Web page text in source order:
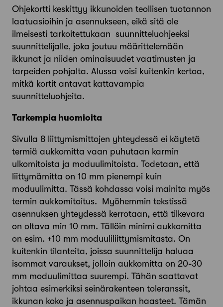
Ohjekortti keskittyy ikkunoiden teollisen tuotannon
laatuasioihin ja asennukseen, eikä sitä ole
ilmeisesti tarkoitettukaan suunnitteluohjeeksi
suunnittelijalle, joka joutuu määrittelemään
ikkunat ja niiden ominaisuudet vaatimusten ja
tarpeiden pohjalta. Alussa voisi kuitenkin kertoa,
mitkä kortit antavat kattavampia
suunnitteluohjeita.
Tarkempia huomioita
Sivulla 8 liittymismittojen yhteydessä ei käytetä
termiä aukkomitta vaan puhutaan karmin
ulkomitoista ja moduulimitoista. Todetaan, että
liittymämitta on 10 mm pienempi kuin
moduulimitta. Tässä kohdassa voisi mainita myös
termin aukkomitoitus. Myöhemmin tekstissä
asennuksen yhteydessä kerrotaan, että tilkevara
on oltava min 10 mm. Tällöin minimi aukkomitta
on esim. +10 mm moduuliliittymismitasta. On
kuitenkin tilanteita, joissa suunnittelija haluaa
isommat varaukset, jolloin aukkomitta on 20-30
mm moduulimittaa suurempi. Tähän saattavat
johtaa esimerkiksi seinärakenteen toleranssit,
ikkunan koko ja asennuspaikan haasteet. Tämän